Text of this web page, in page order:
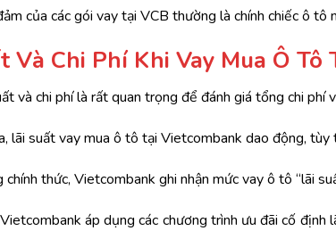
của các gói vay tại VCB thường là chính chiếc ô tô
Và Chi Phí Khi Vay Mua Ô
và chi phí là rất quan trọng để đánh giá tổng chi phí
lãi suất vay mua ô tô tại Vietcombank dao động,
chính thức, Vietcombank ghi nhận mức vay ô tô “lãi
áp dụng các chương trình ưu đãi cố